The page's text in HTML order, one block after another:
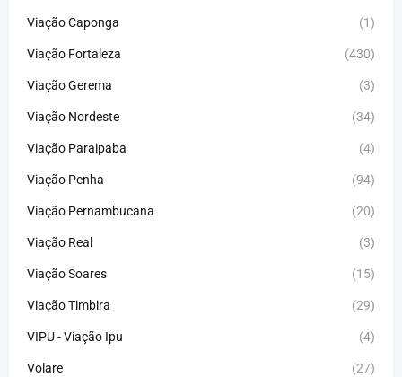
Viação Caponga (1)
Viação Fortaleza (430)
Viação Gerema (3)
Viação Nordeste (34)
Viação Paraipaba (4)
Viação Penha (94)
Viação Pernambucana (20)
Viação Real (3)
Viação Soares (15)
Viação Timbira (29)
VIPU - Viação Ipu (4)
Volare (27)